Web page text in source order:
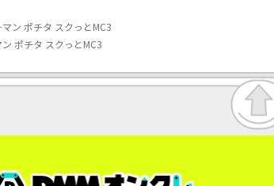
ン ポチタ スクっとMC3
ポチタ スクっとMC3